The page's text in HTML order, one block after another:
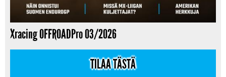
Xracing OFFROADPro 03/2026
TILAA TÄSTÄ